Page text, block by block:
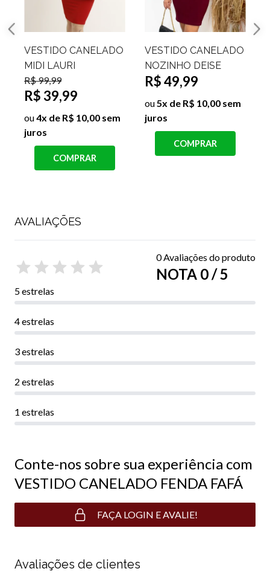
VESTIDO
ALFAIATARIA COM
FENDA ARIANA
R$ 119,99
R$ 89,99
ou9x de R$ 10,00 sem
juros
COMPRAR
VESTIDO CANELADO
ALÇAS FINAS LILI
R$ 129,99
R$ 29,99
ou3x de R$ 10,00 sem
juros
COMPRAR
AVALIAÇÕES
0 Avaliações do produto
NOTA 0 / 5
5 estrelas
4 estrelas
3 estrelas
2 estrelas
1 estrelas
Conte-nos sobre sua experiência com
VESTIDO CANELADO FENDA FAFÁ
FAÇA LOGIN E AVALIE!
Avaliações de clientes